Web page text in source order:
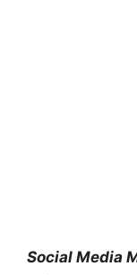
Social Media